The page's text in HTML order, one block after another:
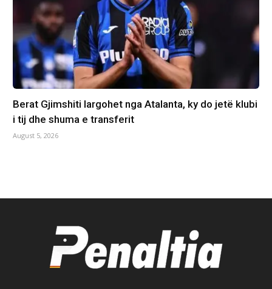
Berat Gjimshiti largohet nga Atalanta, ky do jetë klubi
i tij dhe shuma e transferit
August 5, 2026